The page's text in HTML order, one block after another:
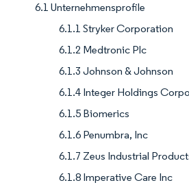
6.1 Unternehmensprofile
6.1.1 Stryker Corporation
6.1.2 Medtronic Plc
6.1.3 Johnson & Johnson
6.1.4 Integer Holdings
6.1.5 Biomerics
6.1.6 Penumbra, Inc
6.1.7 Zeus Industrial
6.1.8 Imperative Care Inc